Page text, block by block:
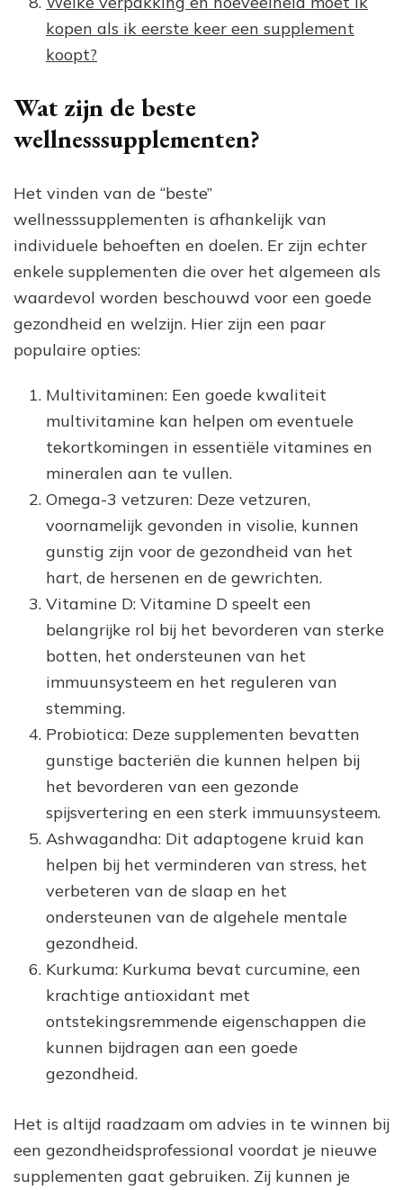
kopen als ik eerste keer een supplement
koopt?
Wat zijn de beste
wellnesssupplementen?
Het vinden van de “beste”
wellnesssupplementen is afhankelijk van
individuele behoeften en doelen. Er zijn echter
enkele supplementen die over het algemeen als
waardevol worden beschouwd voor een goede
gezondheid en welzijn. Hier zijn een paar
populaire opties:
Multivitaminen: Een goede kwaliteit
multivitamine kan helpen om eventuele
tekortkomingen in essentiële vitamines en
mineralen aan te vullen.
Omega-3 vetzuren: Deze vetzuren,
voornamelijk gevonden in visolie, kunnen
gunstig zijn voor de gezondheid van het
hart, de hersenen en de gewrichten.
Vitamine D: Vitamine D speelt een
belangrijke rol bij het bevorderen van sterke
botten, het ondersteunen van het
immuunsysteem en het reguleren van
stemming.
Probiotica: Deze supplementen bevatten
gunstige bacteriën die kunnen helpen bij
het bevorderen van een gezonde
spijsvertering en een sterk immuunsysteem.
Ashwagandha: Dit adaptogene kruid kan
helpen bij het verminderen van stress, het
verbeteren van de slaap en het
ondersteunen van de algehele mentale
gezondheid.
Kurkuma: Kurkuma bevat curcumine, een
krachtige antioxidant met
ontstekingsremmende eigenschappen die
kunnen bijdragen aan een goede
gezondheid.
Het is altijd raadzaam om advies in te winnen bij
een gezondheidsprofessional voordat je nieuwe
supplementen gaat gebruiken. Zij kunnen je